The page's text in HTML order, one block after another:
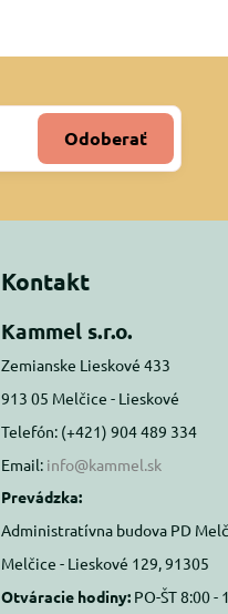
Odoberať
Kontakt
Kammel s.r.o.
Zemianske Lieskové 433
913 05 Melčice - Lieskové
Telefón: (+421) 904 489 334
Email: info@kammel.sk
Prevádzka:
Administratívna budova PD
Melčice - Lieskové 129, 91305
Otváracie hodiny: PO-ŠT 8:00 -